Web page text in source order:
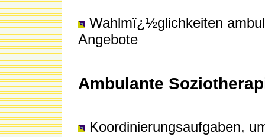
Wahlmï¿½glichkeiten
Angebote
Ambulante
Koordinierungsaufgaben,